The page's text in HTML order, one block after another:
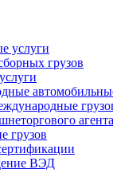
услуги
грузов
агента
грузов
ВЭД